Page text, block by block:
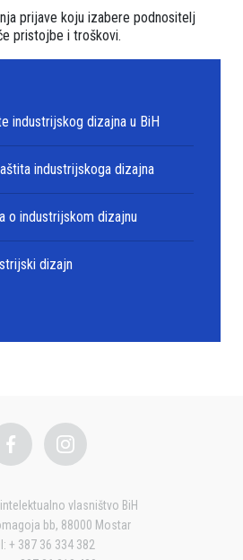
prijave koju izabere podnositelj
pristojbe i troškovi.
industrijskog dizajna u BiH
industrijskoga dizajna
o industrijskom dizajnu
dizajn
vlasništvo BiH
bb, 88000 Mostar
+ 387 36 334 382